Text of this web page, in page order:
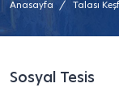
Anasayfa / Talası
Sosyal Tesis